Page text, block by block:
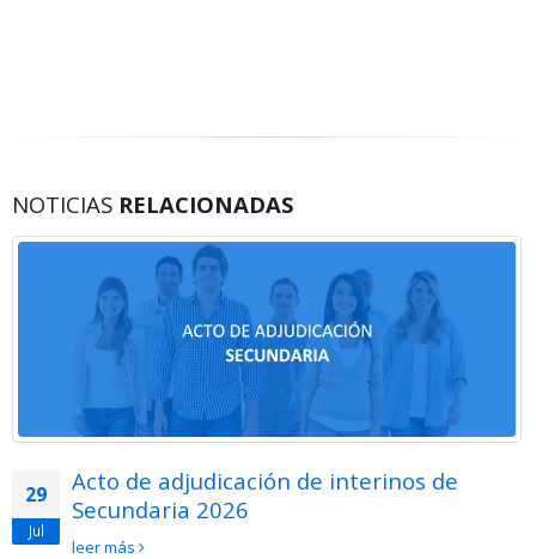
NOTICIAS RELACIONADAS
29
Jul
Acto de adjudicación de interinos de
Secundaria 2026
leer más